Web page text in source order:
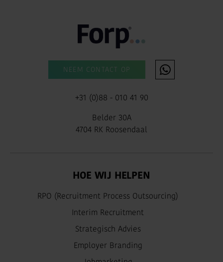
NEEM CONTACT OP
+31 (0)88 - 010 41 90
Belder 30A
4704 RK Roosendaal
HOE WIJ HELPEN
RPO (Recruitment Process Outsourcing)
Interim Recruitment
Strategisch Advies
Employer Branding